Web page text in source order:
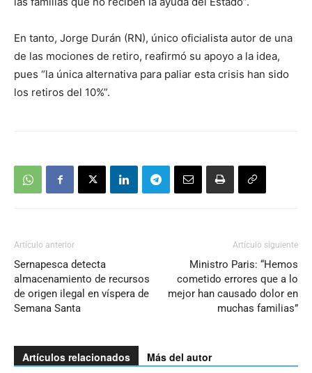
En tanto, Jorge Durán (RN), único oficialista autor de una
de las mociones de retiro, reafirmó su apoyo a la idea,
pues “la única alternativa para paliar esta crisis han sido
los retiros del 10%”.
Artículo anterior
Sernapesca detecta
almacenamiento de recursos
de origen ilegal en víspera de
Semana Santa
Artículo siguiente
Ministro Paris: “Hemos
cometido errores que a lo
mejor han causado dolor en
muchas familias”
Artículos relacionados Más del autor